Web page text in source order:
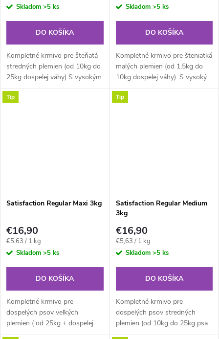
cena:Skladom >5 ks
DO KOŠÍKA
Kompletné krmivo pre šteňatá
stredných plemien (od 10kg do
25kg dospelej váhy) S vysokým
podielom ľahko stráviteľného
kuracieho mäsa a ryže.
cena:Skladom >5 ks
DO KOŠÍKA
Kompletné krmivo pre šteniatká
malých plemien (od 1,5kg do
10kg dospelej váhy). S vysoký
podielom ľahko stráviteľného
čerstvého kuracieho mäsa a
Tip
Satisfaction Regular Maxi 3kg
€16,90
Jednotková
cena:
€5,63 / 1 kg
Skladom >5 ks
DO KOŠÍKA
Kompletné krmivo pre
dospelých psov veľkých
plemien ( od 25kg + dospelej
váhy) s vysokým podielom
Tip
Satisfaction Regular Medium
3kg
€16,90
Jednotková
cena:
€5,63 / 1 kg
Skladom >5 ks
DO KOŠÍKA
Kompletné krmivo pre
dospelých psov stredných
plemien (od 10kg do 25kg psa
v dospelosti) s vysokým